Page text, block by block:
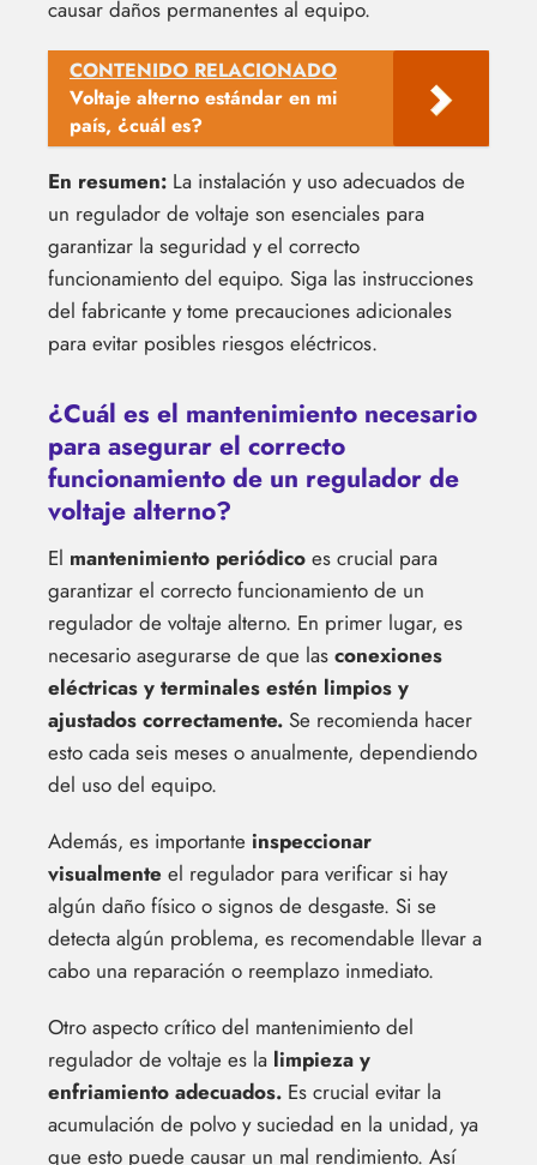
causar daños permanentes al equipo.
CONTENIDO RELACIONADO
Voltaje alterno estándar en mi
país, ¿cuál es?
En resumen: La instalación y uso adecuados de
un regulador de voltaje son esenciales para
garantizar la seguridad y el correcto
funcionamiento del equipo. Siga las instrucciones
del fabricante y tome precauciones adicionales
para evitar posibles riesgos eléctricos.
¿Cuál es el mantenimiento necesario
para asegurar el correcto
funcionamiento de un regulador de
voltaje alterno?
El mantenimiento periódico es crucial para
garantizar el correcto funcionamiento de un
regulador de voltaje alterno. En primer lugar, es
necesario asegurarse de que las conexiones
eléctricas y terminales estén limpios y
ajustados correctamente. Se recomienda hacer
esto cada seis meses o anualmente, dependiendo
del uso del equipo.
Además, es importante inspeccionar
visualmente el regulador para verificar si hay
algún daño físico o signos de desgaste. Si se
detecta algún problema, es recomendable llevar a
cabo una reparación o reemplazo inmediato.
Otro aspecto crítico del mantenimiento del
regulador de voltaje es la limpieza y
enfriamiento adecuados. Es crucial evitar la
acumulación de polvo y suciedad en la unidad, ya
que esto puede causar un mal rendimiento. Así